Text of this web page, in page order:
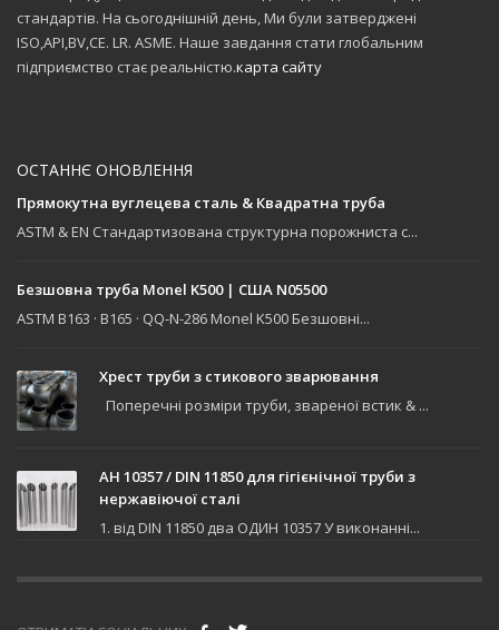
стандартів. На сьогоднішній день, Ми були затверджені
ISO,API,BV,CE. LR. ASME. Наше завдання стати глобальним
підприємство стає реальністю.карта сайту
ОСТАННЄ ОНОВЛЕННЯ
Прямокутна вуглецева сталь & Квадратна труба
ASTM & EN Стандартизована структурна порожниста с...
Безшовна труба Monel K500 | США N05500
ASTM B163 · B165 · QQ-N-286 Monel K500 Безшовні...
Хрест труби з стикового зварювання
Поперечні розміри труби, звареної встик & ...
АН 10357 / DIN 11850 для гігієнічної труби з
нержавіючої сталі
1. від DIN 11850 два ОДИН 10357 У виконанні...